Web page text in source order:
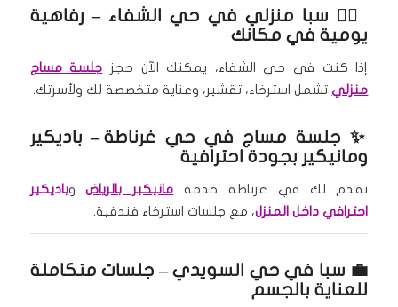
🧘‍♀️ سبا منزلي في حي الشفاء – رفاهية
يومية في مكانك
إذا كنت في حي الشفاء، يمكنك الآن حجز جلسة مساج
منزليتشمل استرخاء، تقشير، وعناية متخصصة لك ولأسرتك.
✨ جلسة مساج في حي غرناطة– باديكير
ومانيكير بجودة احترافية
نقدم لك في غرناطة خدمة مانيكير بالرياضوباديكير
احترافي داخل المنزل، مع جلسات استرخاء فندقية.
💼 سبا في حي السويدي– جلسات متكاملة
للعناية بالجسم